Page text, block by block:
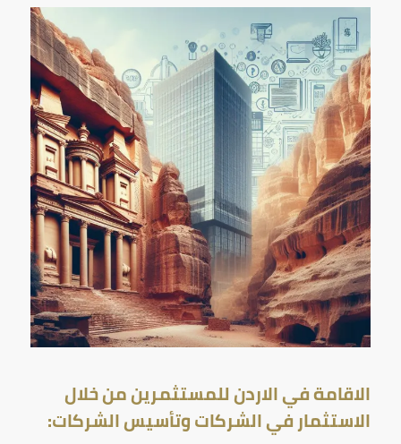
الاقامة في الاردن للمستثمرين من خلال
الاستثمار في الشركات وتأسيس الشركات: